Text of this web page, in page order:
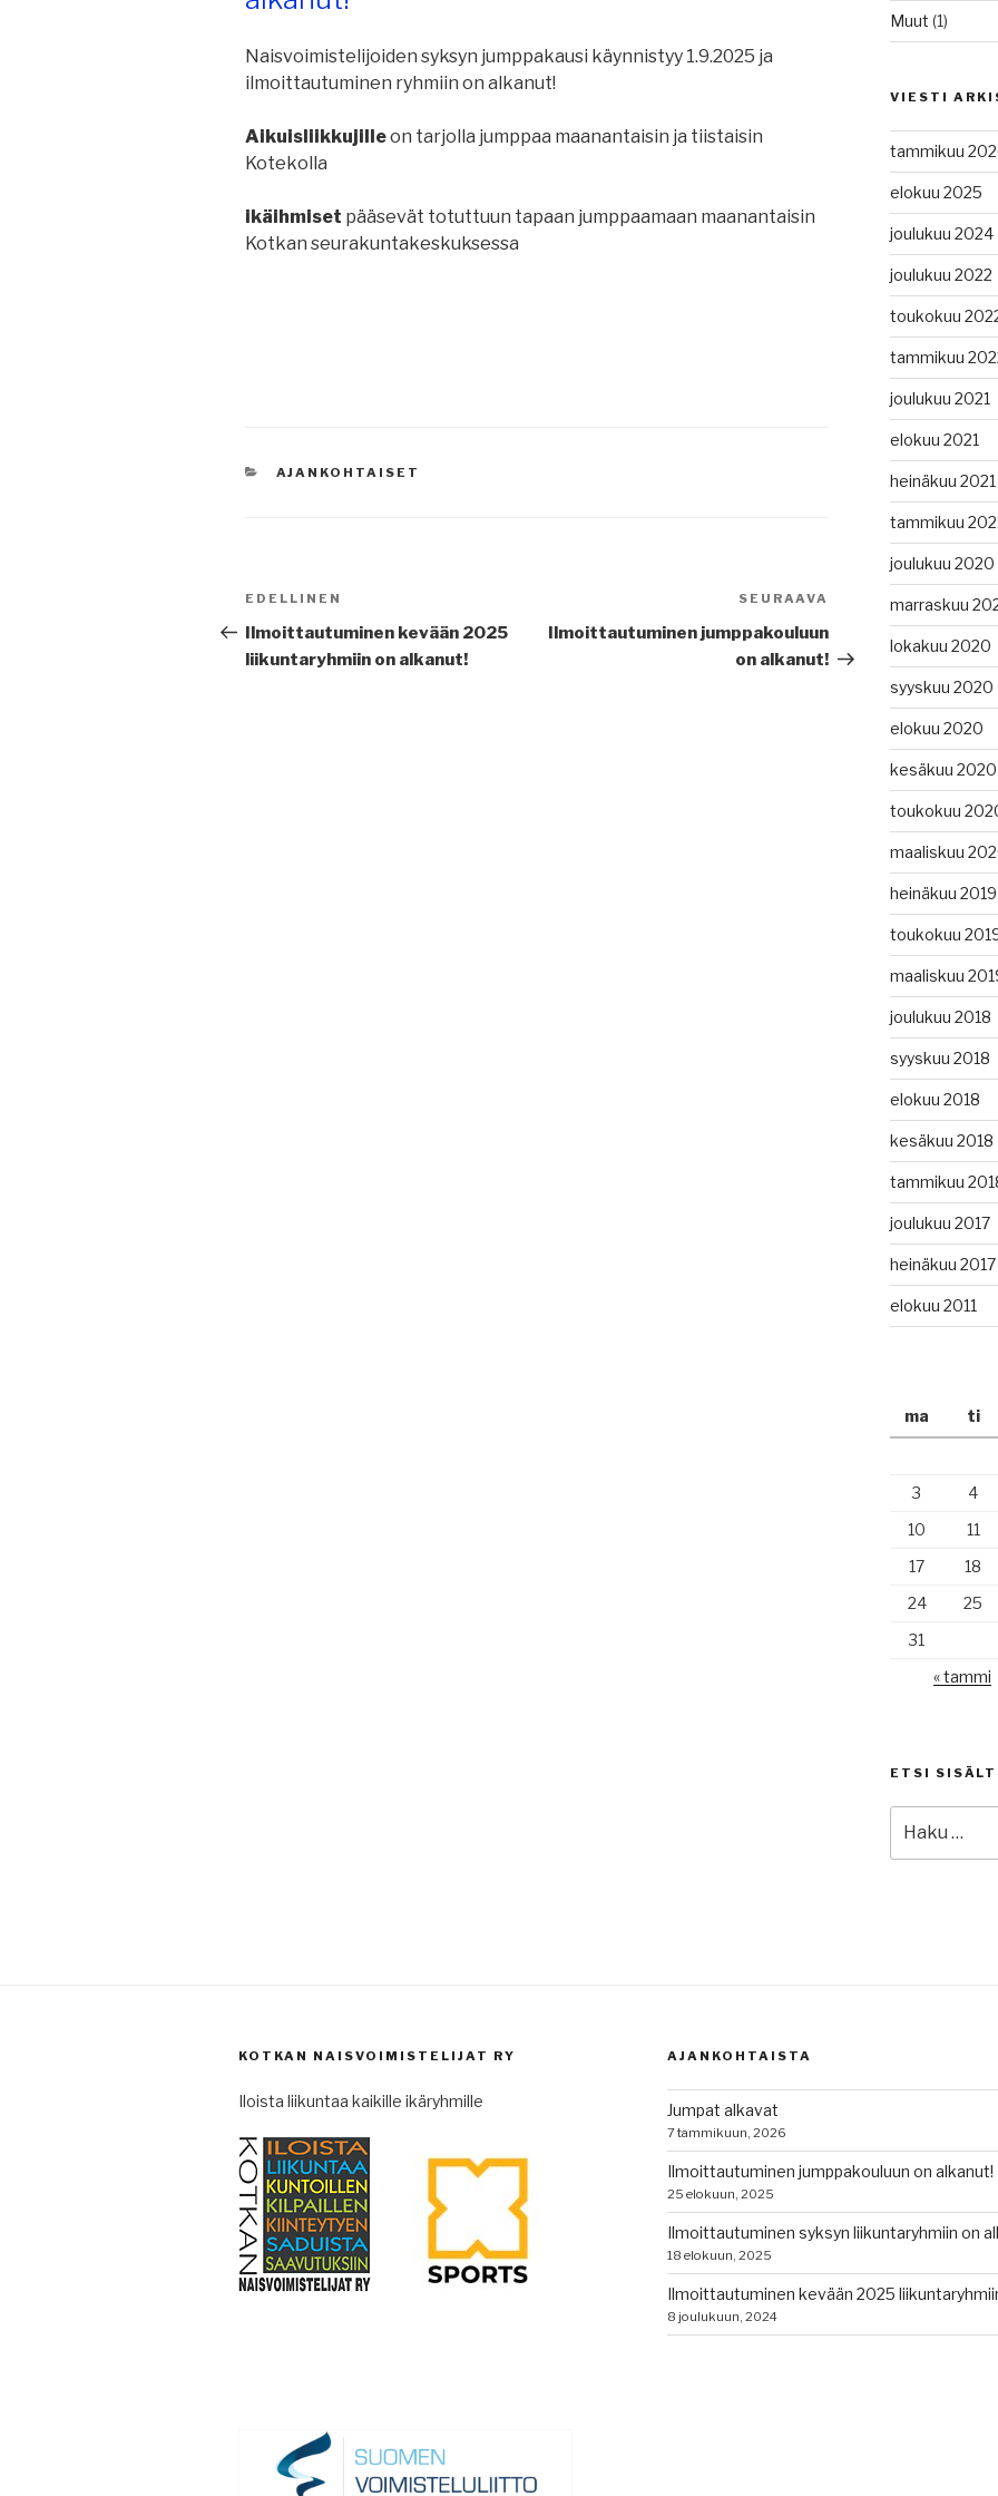
Naisvoimistelijoiden syksyn jumppakausi käynnistyy 1.9.2025 ja
ilmoittautuminen ryhmiin on alkanut!
Aikuisliikkujilleon tarjolla jumppaa maanantaisin ja tiistaisin
Kotekolla
ikäihmiset pääsevät totuttuun tapaan jumppaamaan maanantaisin
Kotkan seurakuntakeskuksessa
KATEGORIAT
AJANKOHTAISET
Artikkelien
selaus
Edellinen
artikkeli
EDELLINEN
Ilmoittautuminen kevään 2025
liikuntaryhmiin on alkanut!
Seuraava
artikkeli
SEURAAVA
Ilmoittautuminen jumppakouluun
on alkanut!
Muut (1)
VIESTI
tammikuu
elokuu 2025
joulukuu 2024
joulukuu 2022
toukokuu
tammikuu
joulukuu 2021
elokuu 2021
heinäkuu 2021
tammikuu
joulukuu 2020
marraskuu
lokakuu 2020
syyskuu 2020
elokuu 2020
kesäkuu 2020
toukokuu
maaliskuu
heinäkuu 2019
toukokuu
maaliskuu
joulukuu 2018
syyskuu 2018
elokuu 2018
kesäkuu 2018
tammikuu
joulukuu 2017
heinäkuu 2017
elokuu 2011
ma
ti
3
4
10
11
17
18
24
25
31
« tammi
ETSI
KOTKAN NAISVOIMISTELIJAT RY
Iloista liikuntaa kaikille ikäryhmille
AJANKOHTAISTA
Jumpat alkavat
7 tammikuun, 2026
Ilmoittautuminen jumppakouluun on alkanut!
25 elokuun, 2025
Ilmoittautuminen syksyn liikuntaryhmiin on
18 elokuun, 2025
Ilmoittautuminen kevään 2025
8 joulukuun, 2024